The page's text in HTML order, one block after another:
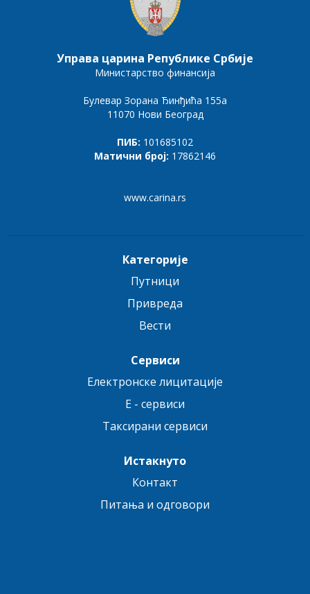
Управа царина Републике Србије
Министарство финансија
Булевар Зорана Ђинђића 155а
11070 Нови Београд
ПИБ: 101685102
Матични број: 17862146
www.carina.rs
Категорије
Путници
Привреда
Вести
Сервиси
Електронске лицитације
E - сервиси
Таксирани сервиси
Истакнуто
Контакт
Питања и одговори